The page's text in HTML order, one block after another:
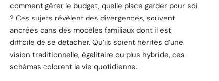
comment gérer le budget, quelle place garder pour soi
? Ces sujets révèlent des divergences, souvent
ancrées dans des modèles familiaux dont il est
difficile de se détacher. Qu’ils soient hérités d’une
vision traditionnelle, égalitaire ou plus hybride, ces
schémas colorent la vie quotidienne.